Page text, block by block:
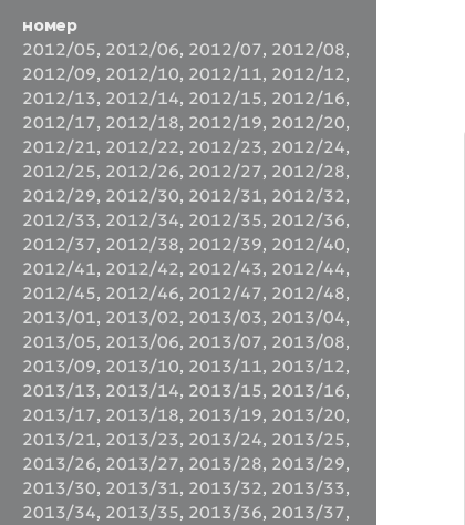
номер
2012/05, 2012/06, 2012/07, 2012/08,
2012/09, 2012/10, 2012/11, 2012/12,
2012/13, 2012/14, 2012/15, 2012/16,
2012/17, 2012/18, 2012/19, 2012/20,
2012/21, 2012/22, 2012/23, 2012/24,
2012/25, 2012/26, 2012/27, 2012/28,
2012/29, 2012/30, 2012/31, 2012/32,
2012/33, 2012/34, 2012/35, 2012/36,
2012/37, 2012/38, 2012/39, 2012/40,
2012/41, 2012/42, 2012/43, 2012/44,
2012/45, 2012/46, 2012/47, 2012/48,
2013/01, 2013/02, 2013/03, 2013/04,
2013/05, 2013/06, 2013/07, 2013/08,
2013/09, 2013/10, 2013/11, 2013/12,
2013/13, 2013/14, 2013/15, 2013/16,
2013/17, 2013/18, 2013/19, 2013/20,
2013/21, 2013/23, 2013/24, 2013/25,
2013/26, 2013/27, 2013/28, 2013/29,
2013/30, 2013/31, 2013/32, 2013/33,
2013/34, 2013/35, 2013/36, 2013/37,